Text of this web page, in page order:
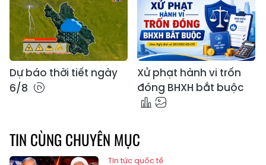
Dự báo thời tiết ngày
6/8
Xử phạt hành vi trốn
đóng BHXH bắt buộc
TIN CÙNG CHUYÊN MỤC
Tin tức quốc tế